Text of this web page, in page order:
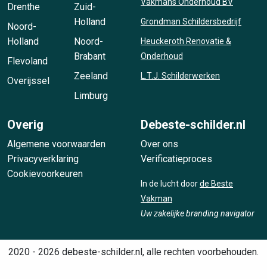
Drenthe
Noord-
Holland
Flevoland
Overijssel
Zuid-
Holland
Noord-
Brabant
Zeeland
Limburg
Grondman Schildersbedrijf
Heuckeroth Renovatie &
Onderhoud
L.T.J. Schilderwerken
Overig
Algemene voorwaarden
Privacyverklaring
Cookievoorkeuren
Debeste-schilder.nl
Over ons
Verificatieproces
In de lucht doorde Beste
Vakman
Uw zakelijke branding navigator
2020 - 2026 debeste-schilder.nl, alle rechten voorbehouden.